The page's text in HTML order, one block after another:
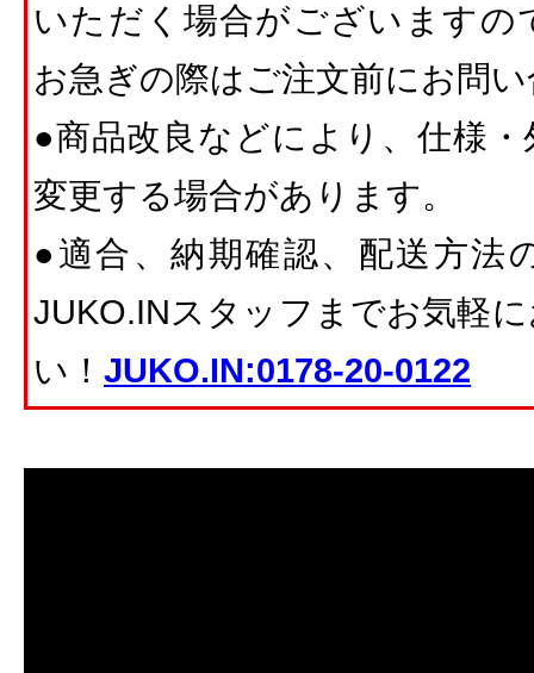
いただく場合がございますの
お急ぎの際はご注文前にお問
●商品改良などにより、仕様
変更する場合があります。
●適合、納期確認、配送方法
JUKO.INスタッフまでお気軽
い！ JUKO.IN:0178-20-0122